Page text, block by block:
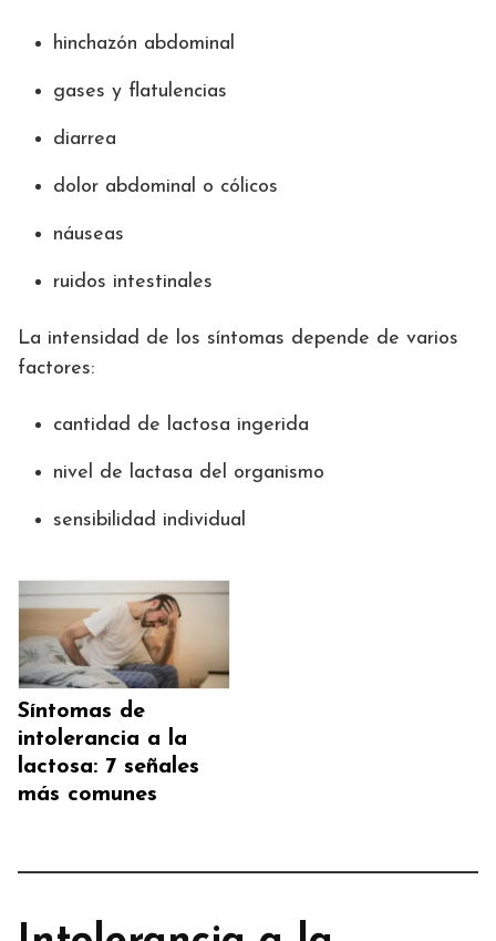
hinchazón abdominal
gases y flatulencias
diarrea
dolor abdominal o cólicos
náuseas
ruidos intestinales
La intensidad de los síntomas depende de varios
factores:
cantidad de lactosa ingerida
nivel de lactasa del organismo
sensibilidad individual
Síntomas de
intolerancia a la
lactosa: 7 señales
más comunes